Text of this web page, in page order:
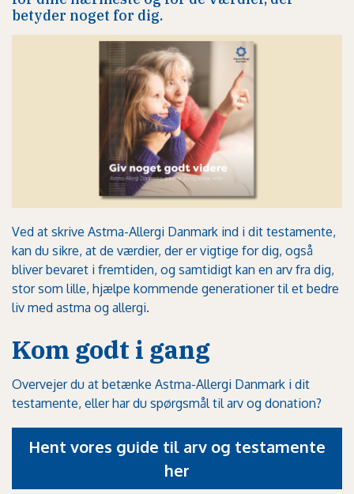
betyder noget for dig.
Ved at skrive Astma-Allergi Danmark ind i dit testamente,
kan du sikre, at de værdier, der er vigtige for dig, også
bliver bevaret i fremtiden, og samtidigt kan en arv fra dig,
stor som lille, hjælpe kommende generationer til et bedre
liv med astma og allergi.
Kom godt i gang
Overvejer du at betænke Astma-Allergi Danmark i dit
testamente, eller har du spørgsmål til arv og donation?
Hent vores guide til arv og testamente
her